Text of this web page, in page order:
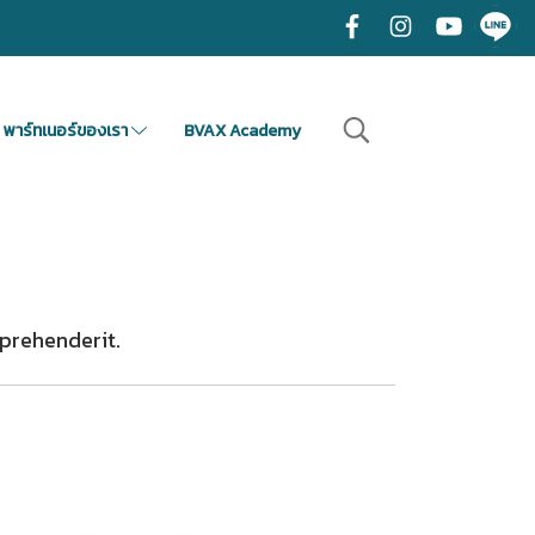
พาร์ทเนอร์ของเรา BVAX Academy